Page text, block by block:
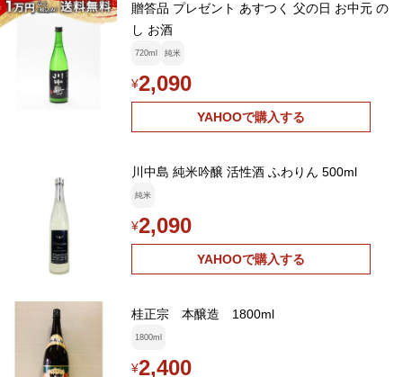
贈答品 プレゼント あすつく 父の日 お中元 の
し お酒
720ml 純米
¥2,090
YAHOOで購入する
川中島 純米吟醸 活性酒 ふわりん 500ml
純米
¥2,090
YAHOOで購入する
桂正宗 本醸造 1800ml
1800ml
¥2,400